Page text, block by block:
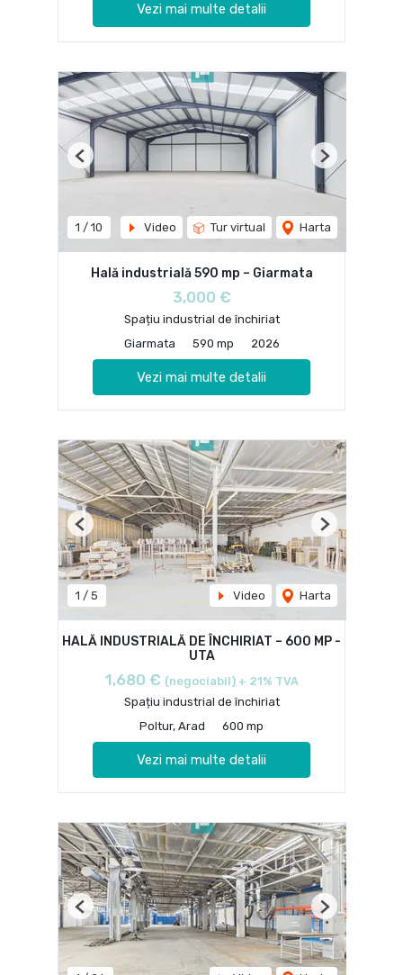
Vezi mai multe detalii
1 / 10 Video Tur virtual Harta
Previous Next
Hală industrială 590 mp – Giarmata
3,000 €
Spațiu industrial de închiriat
Giarmata
590 mp 2026
Vezi mai multe detalii
1 / 5 Video Harta
Previous Next
HALĂ INDUSTRIALĂ DE ÎNCHIRIAT – 600 MP -
UTA
1,680 € (negociabil) + 21% TVA
Spațiu industrial de închiriat
Poltur, Arad
600 mp
Vezi mai multe detalii
Previous Next